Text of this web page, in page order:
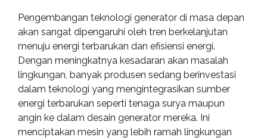
Pengembangan teknologi generator di masa depan
akan sangat dipengaruhi oleh tren berkelanjutan
menuju energi terbarukan dan efisiensi energi.
Dengan meningkatnya kesadaran akan masalah
lingkungan, banyak produsen sedang berinvestasi
dalam teknologi yang mengintegrasikan sumber
energi terbarukan seperti tenaga surya maupun
angin ke dalam desain generator mereka. Ini
menciptakan mesin yang lebih ramah lingkungan